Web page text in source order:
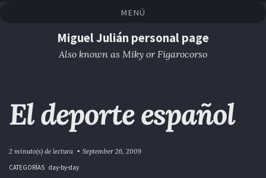
MENÚ
Miguel Julián personal page
Also known as Miky or Figarocorso
El deporte español
2 minuto(s) de lectura
September 26, 2009
CATEGORÍAS day-by-day